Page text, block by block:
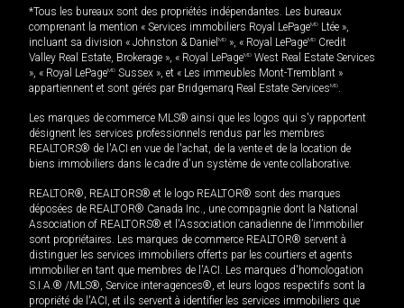
*Tous les bureaux sont des propriétés indépendantes. Les bureaux
comprenant la mention « Services immobiliers Royal LePageMD Ltée »,
incluant sa division « Johnston & Daniel MD », « Royal LePageMD Credit
Valley Real Estate, Brokerage », « Royal LePageMD West Real Estate Services
», « Royal LePageMD Sussex », et « Les immeubles Mont-Tremblant »
appartiennent et sont gérés par Bridgemarq Real Estate ServicesMD
Les marques de commerce MLS® ainsi que les logos qui s'y rapportent
désignent les services professionnels rendus par les membres
REALTORS® de l'ACI en vue de l'achat, de la vente et de la location de
biens immobiliers dans le cadre d'un système de vente collaborative.
REALTOR®, REALTORS® et le logo REALTOR® sont des marques
déposées de REALTOR® Canada Inc., une compagnie dont la National
Association of REALTORS® et l'Association canadienne de l’immobilier
sont propriétaires. Les marques de commerce REALTOR® servent à
distinguer les services immobiliers offerts par les courtiers et agents
immobilier en tant que membres de l'ACI. Les marques d'homologation
S.I.A.® /MLS®, Service inter-agences®, et leurs logos respectifs sont la
propriété de l'ACI, et ils servent à identifier les services immobiliers que